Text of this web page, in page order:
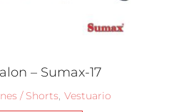
– Sumax-17
/ Shorts, Vestuario